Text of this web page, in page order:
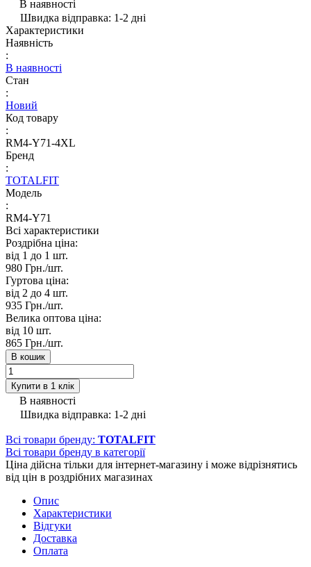
В наявності
Швидка відправка: 1-2 дні
Характеристики
Наявність
:
В наявності
Стан
:
Новий
Код товару
:
RM4-Y71-4XL
Бренд
:
TOTALFIT
Модель
:
RM4-Y71
Всі характеристики
Роздрібна ціна:
від 1 до 1 шт.
980 Грн./шт.
Гуртова ціна:
від 2 до 4 шт.
935 Грн./шт.
Велика оптова ціна:
від 10 шт.
865 Грн./шт.
В кошик
Купити в 1 клік
В наявності
Швидка відправка: 1-2 дні
Всі товари бренду: TOTALFIT
Всі товари бренду в категорії
Ціна дійсна тільки для інтернет-магазину і може відрізнятись
від цін в роздрібних магазинах
Опис
Характеристики
Відгуки
Доставка
Оплата